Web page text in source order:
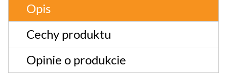
Opis
Cechy produktu
Opinie o produkcie